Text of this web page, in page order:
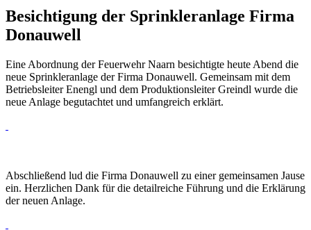
Besichtigung der Sprinkleranlage Firma
Donauwell
Eine Abordnung der Feuerwehr Naarn besichtigte heute Abend die
neue Sprinkleranlage der Firma Donauwell. Gemeinsam mit dem
Betriebsleiter Enengl und dem Produktionsleiter Greindl wurde die
neue Anlage begutachtet und umfangreich erklärt.
Abschließend lud die Firma Donauwell zu einer gemeinsamen Jause
ein. Herzlichen Dank für die detailreiche Führung und die Erklärung
der neuen Anlage.